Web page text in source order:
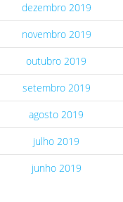
dezembro 2019
novembro 2019
outubro 2019
setembro 2019
agosto 2019
julho 2019
junho 2019